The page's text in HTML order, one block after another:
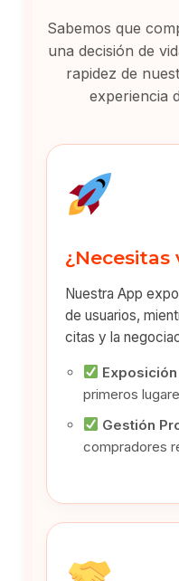
Sabemos que
una decisión de
rapidez de
experiencia
¿Necesitas
Nuestra App
de usuarios,
citas y la
primeros
Gestión
compradores